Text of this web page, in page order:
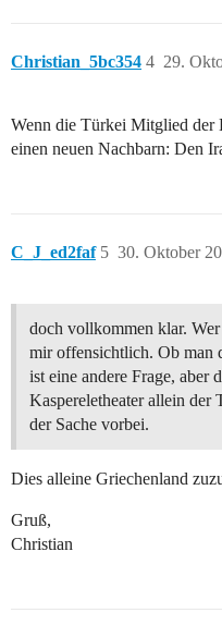
Christian_5bc354 29.
4
Wenn die Türkei Mitglied der
einen neuen Nachbarn: Den
C_J_ed2faf 30. Oktober
5
doch vollkommen klar.
mir offensichtlich. Ob man
ist eine andere Frage, aber
Kaspereletheater allein der
der Sache vorbei.
Dies alleine Griechenland
Gruß,
Christian